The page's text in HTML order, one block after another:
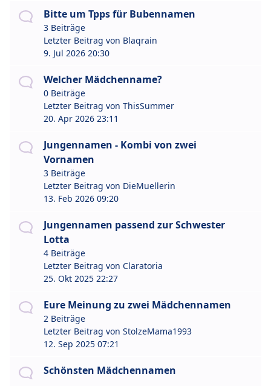
Bitte um Tpps für Bubennamen
3 Beiträge
Letzter Beitrag von Blaqrain
9. Jul 2026 20:30
Welcher Mädchenname?
0 Beiträge
Letzter Beitrag von ThisSummer
20. Apr 2026 23:11
Jungennamen - Kombi von zwei
Vornamen
3 Beiträge
Letzter Beitrag von DieMuellerin
13. Feb 2026 09:20
Jungennamen passend zur Schwester
Lotta
4 Beiträge
Letzter Beitrag von Claratoria
25. Okt 2025 22:27
Eure Meinung zu zwei Mädchennamen
2 Beiträge
Letzter Beitrag von StolzeMama1993
12. Sep 2025 07:21
Schönsten Mädchennamen